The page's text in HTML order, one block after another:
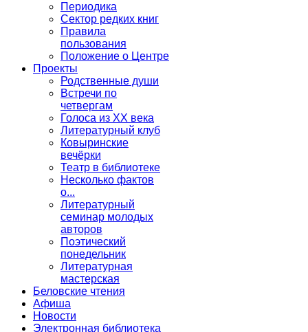
Периодика
Сектор редких книг
Правила
пользования
Положение о Центре
Проекты
Родственные души
Встречи по
четвергам
Голоса из ХХ века
Литературный клуб
Ковыринские
вечёрки
Театр в библиотеке
Несколько фактов
о...
Литературный
семинар молодых
авторов
Поэтический
понедельник
Литературная
мастерская
Беловские чтения
Афиша
Новости
Электронная библиотека